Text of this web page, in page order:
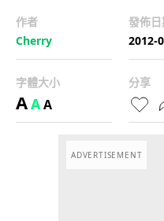
作者
Cherry
發佈日
2012-
字體大小
AAA
分享
ADVERTISEMENT